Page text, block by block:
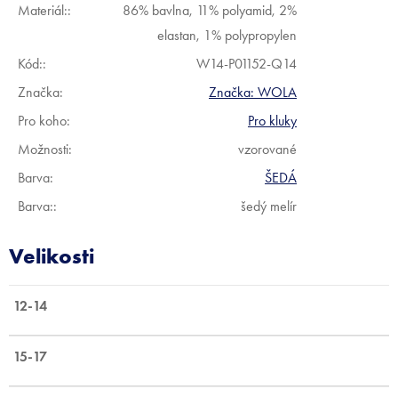
Materiál::
86% bavlna, 11% polyamid, 2%
elastan, 1% polypropylen
Kód::
W14-P01152-Q14
Značka:
Značka: WOLA
Pro koho:
Pro kluky
Možnosti:
vzorované
Barva:
ŠEDÁ
Barva:: šedý melír
12-14
15-17